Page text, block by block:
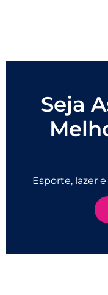
Seja
Esporte, lazer